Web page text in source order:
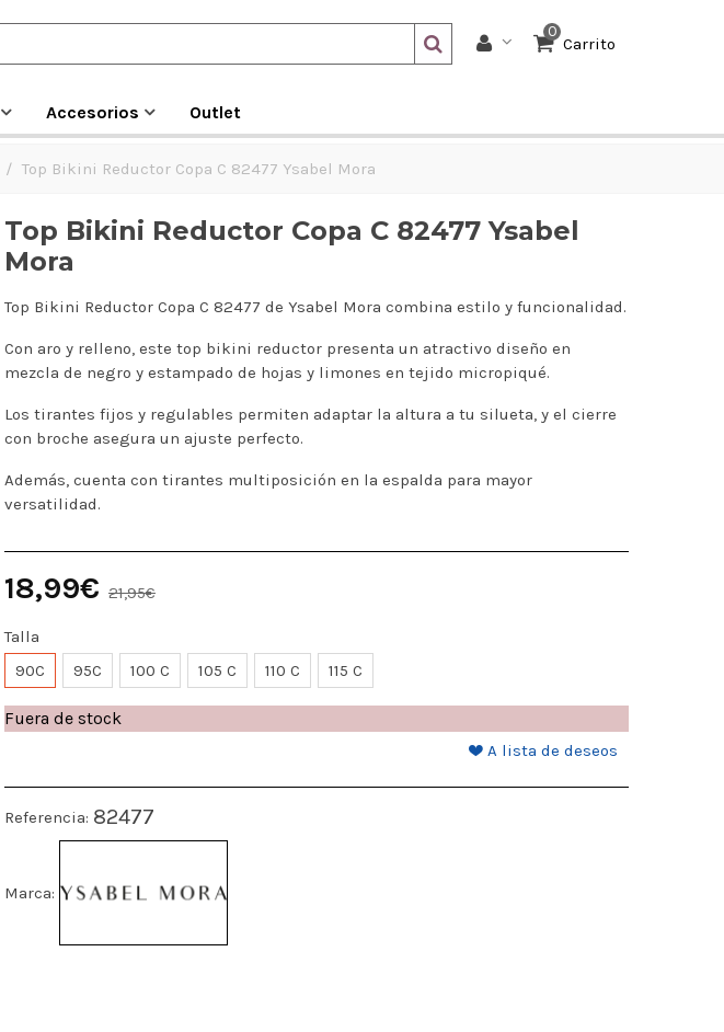
0
Carrito
Accesorios Outlet
/ Top Bikini Reductor Copa C 82477 Ysabel Mora
Top Bikini Reductor Copa C 82477 Ysabel
Mora
Top Bikini Reductor Copa C 82477 de Ysabel Mora combina estilo y funcionalidad.
Con aro y relleno, este top bikini reductor presenta un atractivo diseño en
mezcla de negro y estampado de hojas y limones en tejido micropiqué.
Los tirantes fijos y regulables permiten adaptar la altura a tu silueta, y el cierre
con broche asegura un ajuste perfecto.
Además, cuenta con tirantes multiposición en la espalda para mayor
versatilidad.
18,99€ 21,95€
Talla
90C
95C 100 C 105 C 110 C 115 C
Fuera de stock
A lista de deseos
Referencia: 82477
Marca: